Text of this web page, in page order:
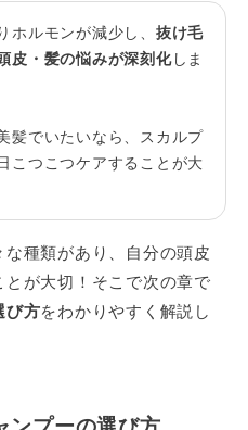
ホルモンが減少し、 抜け毛
皮・髪の悩みが深刻化しま
髪でいたいなら、スカルプ
こつこつケアすることが大
種類があり、自分の頭皮
が大切！そこで次の章で
び方をわかりやすく解説し